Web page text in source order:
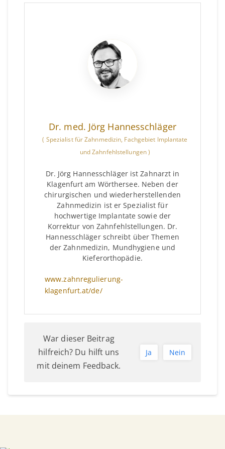
Dr. med. Jörg Hannesschläger
( Spezialist für Zahnmedizin, Fachgebiet Implantate
und Zahnfehlstellungen)
Dr. Jörg Hannesschläger ist Zahnarzt in
Klagenfurt am Wörthersee. Neben der
chirurgischen und wiederherstellenden
Zahnmedizin ist er Spezialist für
hochwertige Implantate sowie der
Korrektur von Zahnfehlstellungen. Dr.
Hannesschläger schreibt über Themen
der Zahnmedizin, Mundhygiene und
Kieferorthopädie.
www.zahnregulierung-
klagenfurt.at/de/
War dieser Beitrag
hilfreich? Du hilft uns
mit deinem Feedback.
Ja Nein